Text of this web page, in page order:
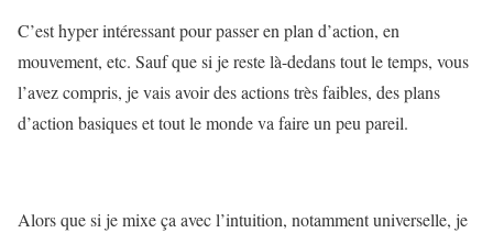
C’est hyper intéressant pour passer en plan d’action, en
mouvement, etc. Sauf que si je reste là-dedans tout le temps, vous
l’avez compris, je vais avoir des actions très faibles, des plans
d’action basiques et tout le monde va faire un peu pareil.
Alors que si je mixe ça avec l’intuition, notamment universelle, je